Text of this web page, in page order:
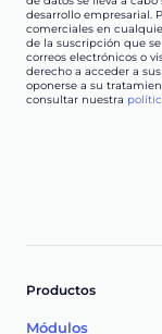
desarrollo empresarial.
comerciales en
de la suscripción que
correos electrónicos o
derecho a acceder a
oponerse a su
consultar nuestra
Productos
Módulos